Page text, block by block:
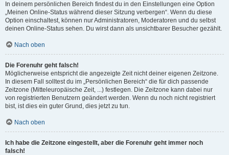
In deinem persönlichen Bereich findest du in den Einstellungen eine Option
„Meinen Online-Status während dieser Sitzung verbergen“. Wenn du diese
Option einschaltest, können nur Administratoren, Moderatoren und du selbst
deinen Online-Status sehen. Du wirst dann als unsichtbarer Besucher gezählt.
Nach oben
Die Forenuhr geht falsch!
Möglicherweise entspricht die angezeigte Zeit nicht deiner eigenen Zeitzone.
In diesem Fall solltest du im „Persönlichen Bereich“ die für dich passende
Zeitzone (Mitteleuropäische Zeit, ...) festlegen. Die Zeitzone kann dabei nur
von registrierten Benutzern geändert werden. Wenn du noch nicht registriert
bist, ist dies ein guter Grund, dies jetzt zu tun.
Nach oben
Ich habe die Zeitzone eingestellt, aber die Forenuhr geht immer noch
falsch!